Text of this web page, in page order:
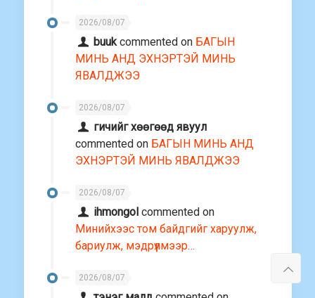
2026/08/07
buukcommented on БАГЫН
МИНЬ АНД ЭХНЭРТЭЙ МИНЬ
ЯВАЛДЖЭЭ
2026/08/07
гичийг хөөгөөд явуул
commented on БАГЫН МИНЬ АНД
ЭХНЭРТЭЙ МИНЬ ЯВАЛДЖЭЭ
2026/08/07
ihmongol commented on
Минийхээс том байдгийг харуулж,
бариулж, мэдрүүлмээр…
2026/08/07